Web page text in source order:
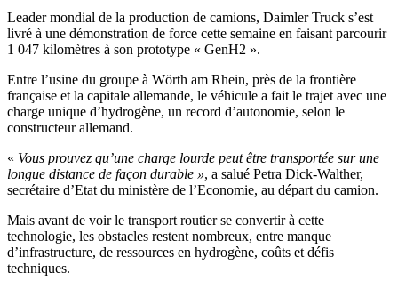
Leader mondial de la production de camions, Daimler Truck s’est
livré à une démonstration de force cette semaine en faisant parcourir
1 047 kilomètres à son prototype « GenH2 ».
Entre l’usine du groupe à Wörth am Rhein, près de la frontière
française et la capitale allemande, le véhicule a fait le trajet avec une
charge unique d’hydrogène, un record d’autonomie, selon le
constructeur allemand.
« Vous prouvez qu’une charge lourde peut être transportée sur une
longue distance de façon durable », a salué Petra Dick-Walther,
secrétaire d’Etat du ministère de l’Economie, au départ du camion.
Mais avant de voir le transport routier se convertir à cette
technologie, les obstacles restent nombreux, entre manque
d’infrastructure, de ressources en hydrogène, coûts et défis
techniques.